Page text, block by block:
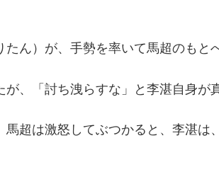
ん）が、手勢を率いて馬超のもと
が、「討ち洩らすな」と李湛自身が
馬超は激怒してぶつかると、李湛